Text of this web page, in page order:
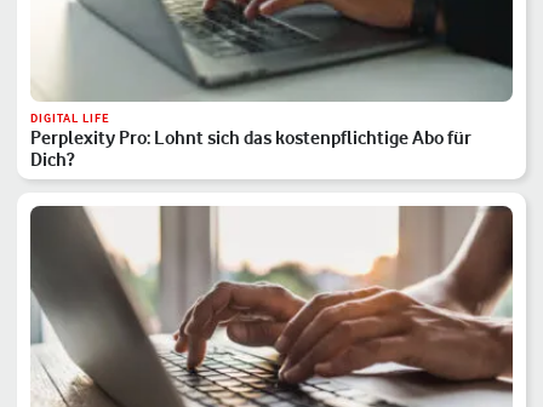
DIGITAL LIFE
Perplexity Pro: Lohnt sich das kostenpflichtige Abo für
Dich?